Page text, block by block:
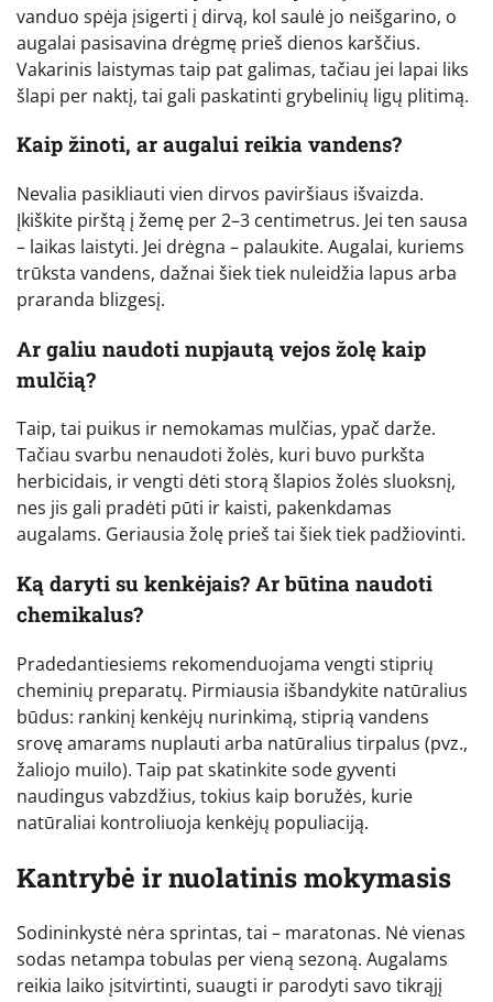
vanduo spėja įsigerti į dirvą, kol saulė jo neišgarino, o
augalai pasisavina drėgmę prieš dienos karščius.
Vakarinis laistymas taip pat galimas, tačiau jei lapai liks
šlapi per naktį, tai gali paskatinti grybelinių ligų plitimą.
Kaip žinoti, ar augalui reikia vandens?
Nevalia pasikliauti vien dirvos paviršiaus išvaizda.
Įkiškite pirštą į žemę per 2–3 centimetrus. Jei ten sausa
– laikas laistyti. Jei drėgna – palaukite. Augalai, kuriems
trūksta vandens, dažnai šiek tiek nuleidžia lapus arba
praranda blizgesį.
Ar galiu naudoti nupjautą vejos žolę kaip
mulčią?
Taip, tai puikus ir nemokamas mulčias, ypač darže.
Tačiau svarbu nenaudoti žolės, kuri buvo purkšta
herbicidais, ir vengti dėti storą šlapios žolės sluoksnį,
nes jis gali pradėti pūti ir kaisti, pakenkdamas
augalams. Geriausia žolę prieš tai šiek tiek padžiovinti.
Ką daryti su kenkėjais? Ar būtina naudoti
chemikalus?
Pradedantiesiems rekomenduojama vengti stiprių
cheminių preparatų. Pirmiausia išbandykite natūralius
būdus: rankinį kenkėjų nurinkimą, stiprią vandens
srovę amarams nuplauti arba natūralius tirpalus (pvz.,
žaliojo muilo). Taip pat skatinkite sode gyventi
naudingus vabzdžius, tokius kaip boružės, kurie
natūraliai kontroliuoja kenkėjų populiaciją.
Kantrybė ir nuolatinis mokymasis
Sodininkystė nėra sprintas, tai – maratonas. Nė vienas
sodas netampa tobulas per vieną sezoną. Augalams
reikia laiko įsitvirtinti, suaugti ir parodyti savo tikrąjį